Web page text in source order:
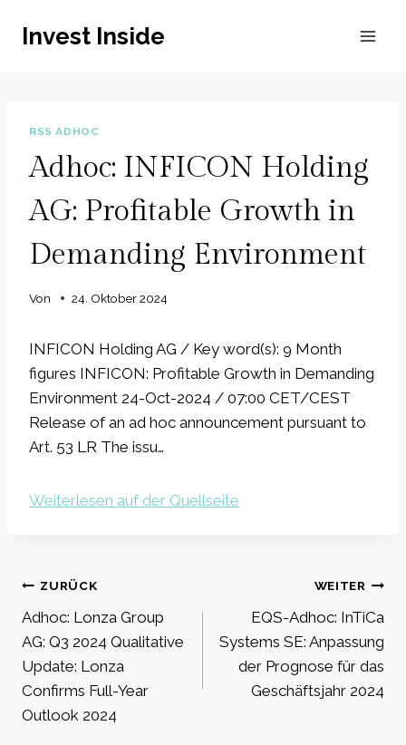
InhaltInvest Inside
RSS ADHOC
Adhoc: INFICON Holding
AG: Profitable Growth in
Demanding Environment
Von 24. Oktober 2024
INFICON Holding AG / Key word(s): 9 Month
figures INFICON: Profitable Growth in Demanding
Environment 24-Oct-2024 / 07:00 CET/CEST
Release of an ad hoc announcement pursuant to
Art. 53 LR The issu…
Weiterlesen auf der Quellseite
Beitragsnavigation
ZURÜCK
Adhoc: Lonza Group
AG: Q3 2024 Qualitative
Update: Lonza
Confirms Full-Year
Outlook 2024
WEITER
EQS-Adhoc: InTiCa
Systems SE: Anpassung
der Prognose für das
Geschäftsjahr 2024